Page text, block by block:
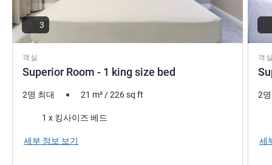
객실
Superior Room - 1 king size bed
3
2명 최대 21 m²/226sq ft
1 x 킹사이즈 베드
세부 정보 보기
객
2
세